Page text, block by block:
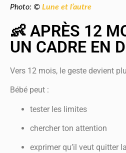
Photo: © Lune et l’autre
👶 APRÈS 12
UN CADRE EN
Vers 12 mois, le geste devient
Bébé peut :
tester les limites
chercher ton attention
exprimer qu’il veut quitter